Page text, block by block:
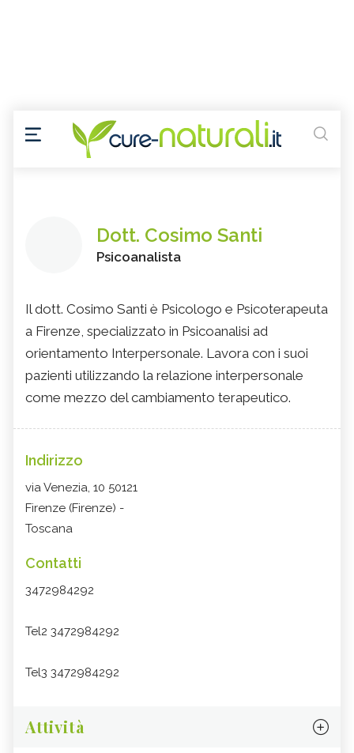
Dott. Cosimo Santi
Psicoanalista
Il dott. Cosimo Santi è Psicologo e Psicoterapeuta
a Firenze, specializzato in Psicoanalisi ad
orientamento Interpersonale. Lavora con i suoi
pazienti utilizzando la relazione interpersonale
come mezzo del cambiamento terapeutico.
Indirizzo
via Venezia, 10 50121
Firenze (Firenze) -
Toscana
Contatti
3472984292
Tel2 3472984292
Tel3 3472984292
Attività